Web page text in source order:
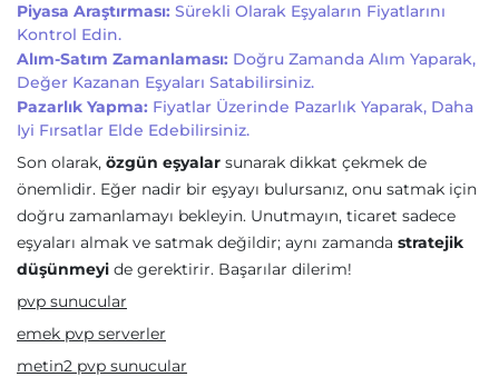
Piyasa Araştırması: Sürekli Olarak Eşyaların Fiyatlarını
Kontrol Edin.
Alım-Satım Zamanlaması: Doğru Zamanda Alım Yaparak,
Değer Kazanan Eşyaları Satabilirsiniz.
Pazarlık Yapma: Fiyatlar Üzerinde Pazarlık Yaparak, Daha
Iyi Fırsatlar Elde Edebilirsiniz.
Son olarak, özgün eşyalar sunarak dikkat çekmek de
önemlidir. Eğer nadir bir eşyayı bulursanız, onu satmak için
doğru zamanlamayı bekleyin. Unutmayın, ticaret sadece
eşyaları almak ve satmak değildir; aynı zamanda stratejik
düşünmeyi de gerektirir. Başarılar dilerim!
pvp sunucular
emek pvp serverler
metin2 pvp sunucular